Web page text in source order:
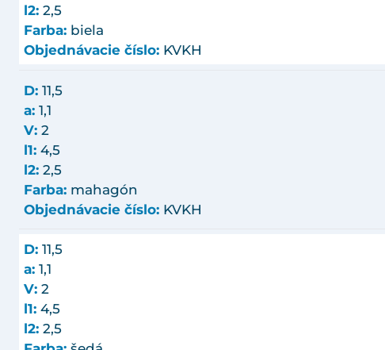
l2: 2,5
Farba: biela
Objednávacie číslo: KVKH
D: 11,5
a: 1,1
V: 2
l1: 4,5
l2: 2,5
Farba: mahagón
Objednávacie číslo: KVKH
D: 11,5
a: 1,1
V: 2
l1: 4,5
l2: 2,5